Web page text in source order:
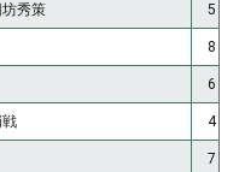
秀策 5
8
6
4
7